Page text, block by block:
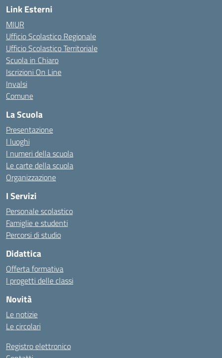
Link Esterni
MIUR
Ufficio Scolastico Regionale
Ufficio Scolastico Territoriale
Scuola in Chiaro
Iscrizioni On Line
Invalsi
Comune
La Scuola
Presentazione
I luoghi
I numeri della scuola
Le carte della scuola
Organizzazione
I Servizi
Personale scolastico
Famiglie e studenti
Percorsi di studio
Didattica
Offerta formativa
I progetti delle classi
Novità
Le notizie
Le circolari
Registro elettronico